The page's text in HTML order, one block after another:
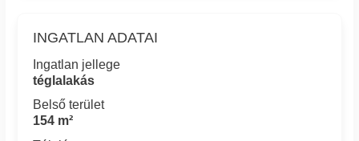
INGATLAN ADATAI
Ingatlan jellege
téglalakás
Belső terület
154 m²